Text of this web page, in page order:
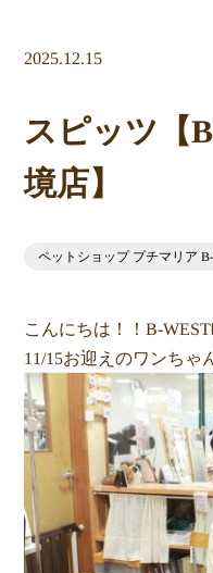
2025.12.15
スピッツ【
境店】
ペットショップ プチマリア
こんにちは！！B-
11/15お迎えのワンちゃ